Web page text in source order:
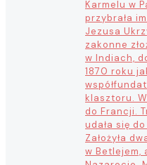
Karmelu w
przybrała
Jezusa
zakonne
w Indiach,
1870 roku
klasztoru.
do Francji.
udała się
Założyła
w Betlejem,